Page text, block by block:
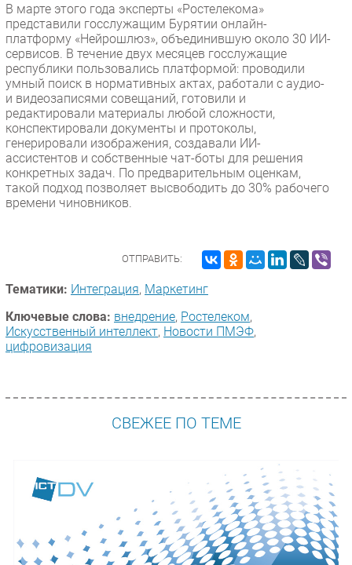
В марте этого года эксперты «Ростелекома»
представили госслужащим Бурятии онлайн-
платформу «Нейрошлюз», объединившую около 30 ИИ-
сервисов. В течение двух месяцев госслужащие
республики пользовались платформой: проводили
умный поиск в нормативных актах, работали с аудио-
и видеозаписями совещаний, готовили и
редактировали материалы любой сложности,
конспектировали документы и протоколы,
генерировали изображения, создавали ИИ-
ассистентов и собственные чат-боты для решения
конкретных задач. По предварительным оценкам,
такой подход позволяет высвободить до 30% рабочего
времени чиновников.
ОТПРАВИТЬ:
Тематики: Интеграция, Маркетинг
Ключевые слова: внедрение, Ростелеком,
Искусственный интеллект, Новости ПМЭФ,
цифровизация
СВЕЖЕЕ ПО ТЕМЕ